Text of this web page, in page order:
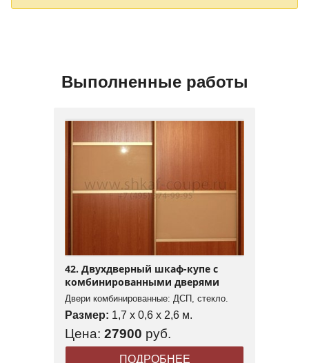
Выполненные работы
42. Двухдверный шкаф-купе с
комбинированными дверями
Двери комбинированные: ДСП, стекло.
Размер: 1,7 x 0,6 x 2,6 м.
Цена: 27900 руб.
ПОДРОБНЕЕ